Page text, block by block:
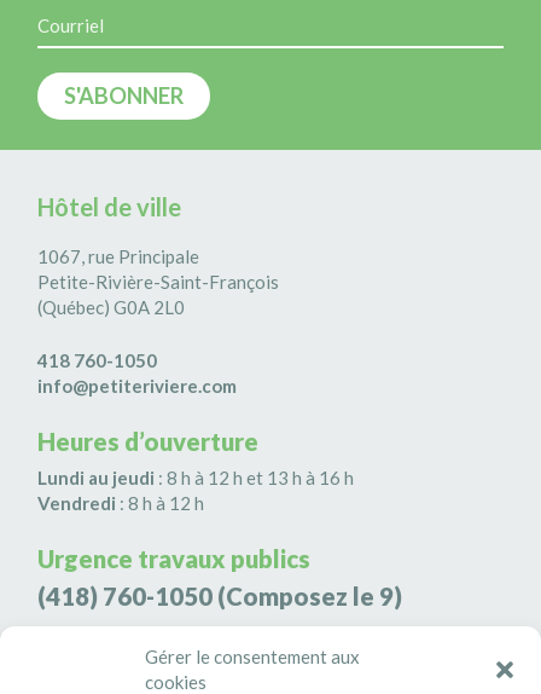
Gérer le consentement aux
cookies
Hôtel de ville
1067, rue Principale
Petite-Rivière-Saint-François
(Québec) G0A 2L0
418 760-1050
info@petiteriviere.com
Heures d’ouverture
Lundi au jeudi : 8 h à 12 h et 13 h à 16 h
Vendredi : 8 h à 12 h
Urgence travaux publics
(418) 760-1050 (Composez le 9)
Agence de sécurité S3K9
(418) 808-9566